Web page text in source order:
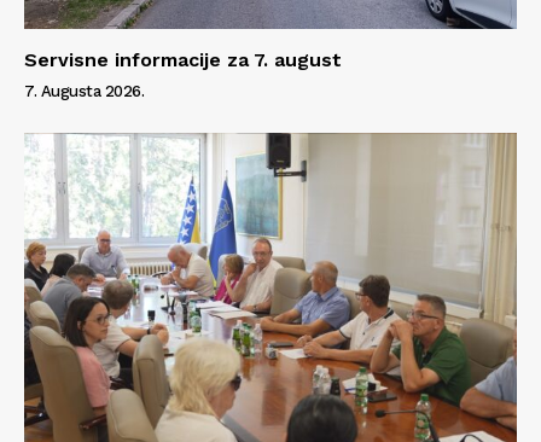
Servisne informacije za 7. august
7. Augusta 2026.